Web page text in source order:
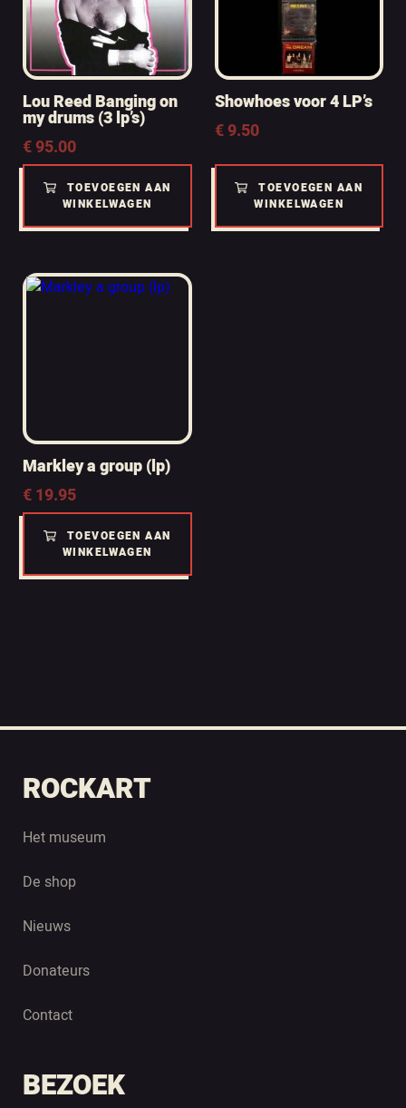
Lou Reed Banging on
my drums (3 lp’s)
€95.00
TOEVOEGEN AAN
WINKELWAGEN
Showhoes voor 4 LP’s
€9.50
TOEVOEGEN AAN
WINKELWAGEN
Markley a group (lp)
€19.95
TOEVOEGEN AAN
WINKELWAGEN
ROCKART
Het museum
De shop
Nieuws
Donateurs
Contact
BEZOEK